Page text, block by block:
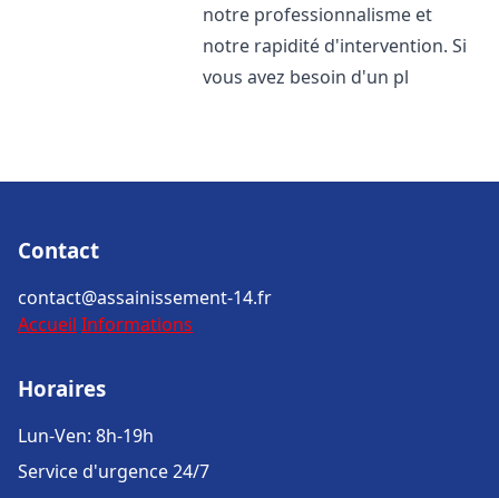
notre professionnalisme et
notre rapidité d'intervention. Si
vous avez besoin d'un pl
Contact
contact@assainissement-14.fr
Accueil Informations
Horaires
Lun-Ven: 8h-19h
Service d'urgence 24/7